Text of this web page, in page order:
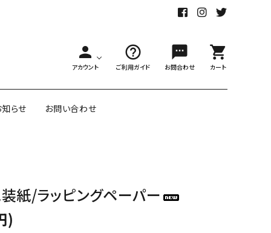
person
アカウント
help_outline
ご利用ガイド
sms
お問合わせ
shopping_cart
カート
受注生産
装紙
らせ お問い合わせ
紙/ラッピングペーパー
)